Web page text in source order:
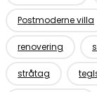
Postmoderne villa
renovering
stråtag